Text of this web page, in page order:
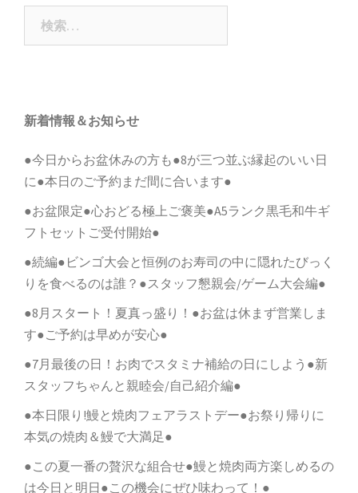
シ
ョ
新着情報＆お知らせ
●今日からお盆休みの方も●8が三つ並ぶ縁起のいい日
に●本日のご予約まだ間に合います●
●お盆限定●心おどる極上ご褒美●A5ランク黒毛和牛ギ
フトセットご受付開始●
●続編●ビンゴ大会と恒例のお寿司の中に隠れたびっく
りを食べるのは誰？●スタッフ懇親会/ゲーム大会編●
●8月スタート！夏真っ盛り！●お盆は休まず営業しま
す●ご予約は早めが安心●
●7月最後の日！お肉でスタミナ補給の日にしよう●新
スタッフちゃんと親睦会/自己紹介編●
●本日限り!鰻と焼肉フェアラストデー●お祭り帰りに
本気の焼肉＆鰻で大満足●
●この夏一番の贅沢な組合せ●鰻と焼肉両方楽しめるの
は今日と明日●この機会にぜひ味わって！●